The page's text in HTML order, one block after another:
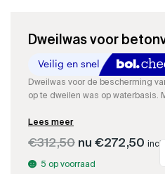
Dweilwas voor
Dweilwas voor de bescherming
op te dweilen was op waterbasis.
Lees meer
€312,50
was:
€272,50 incl.
5 op voorraad